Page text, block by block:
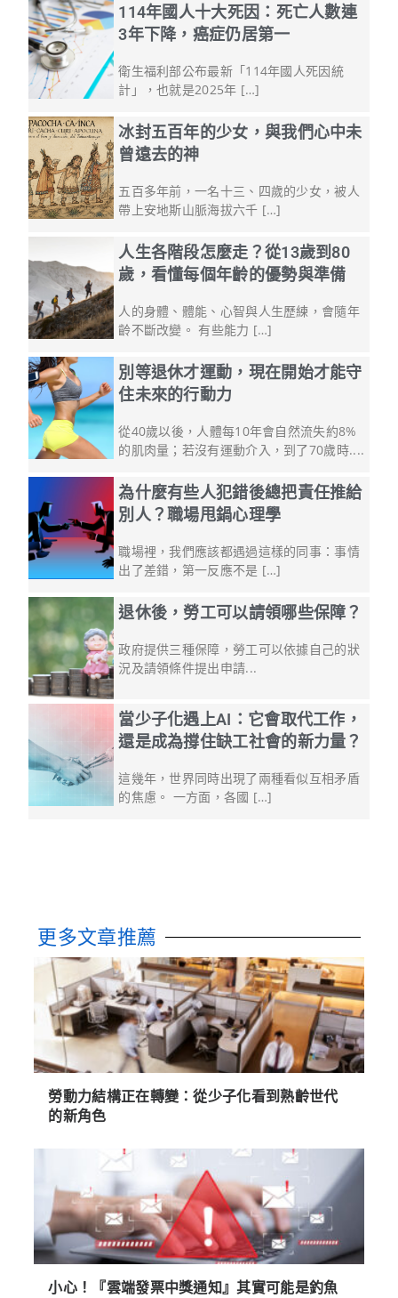
114年國人十大死因：死亡人數連
3年下降，癌症仍居第一
衛生福利部公布最新「114年國人死因統
計」，也就是2025年 […]
冰封五百年的少女，與我們心中未
曾遠去的神
五百多年前，一名十三、四歲的少女，被人
帶上安地斯山脈海拔六千 […]
人生各階段怎麼走？從13歲到80
歲，看懂每個年齡的優勢與準備
人的身體、體能、心智與人生歷練，會隨年
齡不斷改變。 有些能力 […]
別等退休才運動，現在開始才能守
住未來的行動力
從40歲以後，人體每10年會自然流失約8%
的肌肉量；若沒有運動介入，到了70歲時....
為什麼有些人犯錯後總把責任推給
別人？職場甩鍋心理學
職場裡，我們應該都遇過這樣的同事：事情
出了差錯，第一反應不是 […]
退休後，勞工可以請領哪些保障？
政府提供三種保障，勞工可以依據自己的狀
況及請領條件提出申請...
當少子化遇上AI：它會取代工作，
還是成為撐住缺工社會的新力量？
這幾年，世界同時出現了兩種看似互相矛盾
的焦慮。 一方面，各國 […]
更多文章推薦
勞動力結構正在轉變：從少子化看到熟齡世代
的新角色
小心！『雲端發票中獎通知』其實可能是釣魚